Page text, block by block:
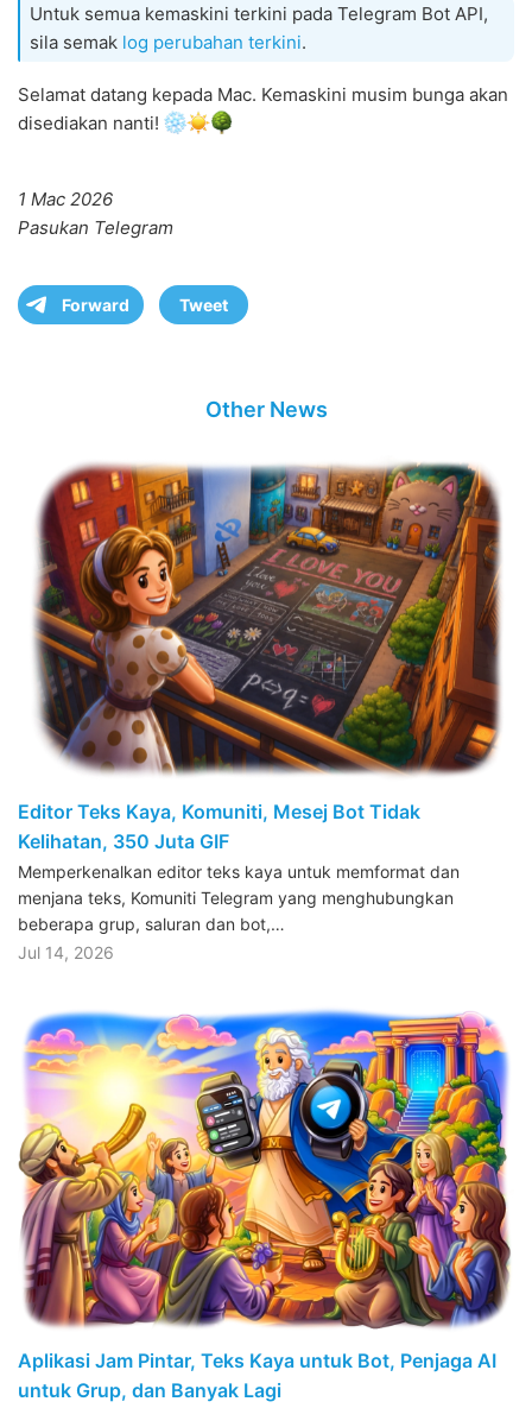
Untuk semua kemaskini terkini pada Telegram Bot API,
sila semak log perubahan terkini.
Selamat datang kepada Mac. Kemaskini musim bunga akan
disediakan nanti!
1 Mac 2026
Pasukan Telegram
Forward Tweet
Other News
Editor Teks Kaya, Komuniti, Mesej Bot Tidak
Kelihatan, 350 Juta GIF
Memperkenalkan editor teks kaya untuk memformat dan
menjana teks, Komuniti Telegram yang menghubungkan
beberapa grup, saluran dan bot,…
Jul 14, 2026
Aplikasi Jam Pintar, Teks Kaya untuk Bot, Penjaga AI
untuk Grup, dan Banyak Lagi